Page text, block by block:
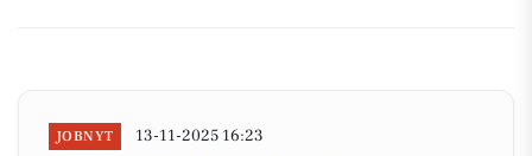
JOBNYT 13-11-2025 16:23